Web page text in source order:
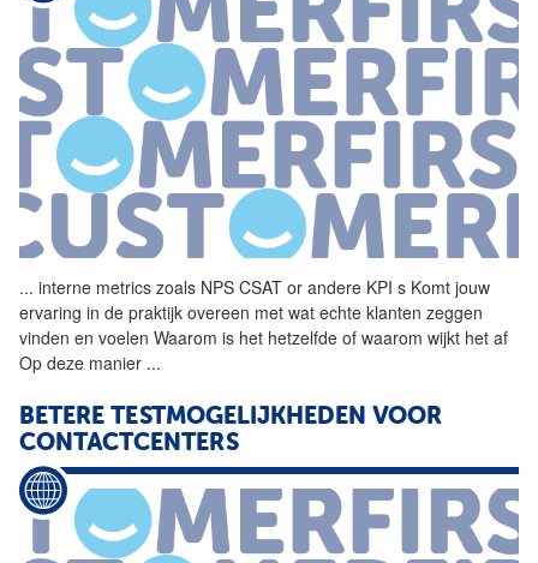
... interne metrics zoals NPS CSAT or andere KPI s Komt jouw
ervaring in de praktijk overeen met wat echte klanten zeggen
vinden en voelen Waarom is het hetzelfde of waarom wijkt het af
Op deze manier ...
BETERE TESTMOGELIJKHEDEN VOOR
CONTACTCENTERS